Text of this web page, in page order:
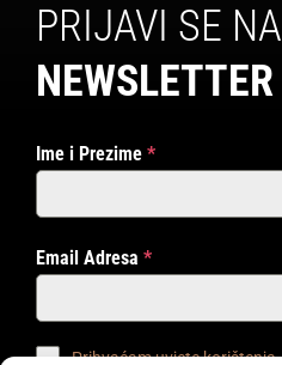
PRIJAVI SE NA
NEWSLETTER
Ime i Prezime *
Email Adresa *
Prihvaćam uvjete korištenja